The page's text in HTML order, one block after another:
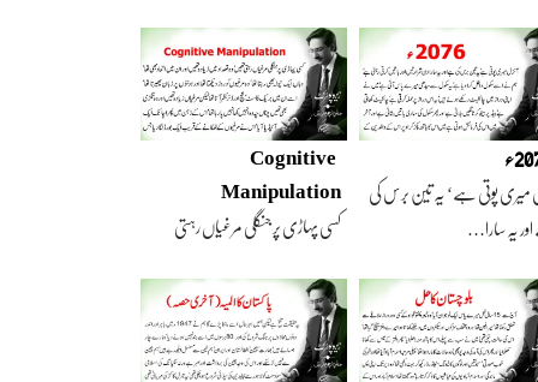
میری پوتی ہے‘ یہ تین برس کی
یہ سارا…
Cognitive
Manipulation
کسی پہاڑی پر جنگلی مرغیاں رہتی